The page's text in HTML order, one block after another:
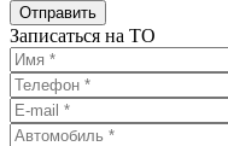
Записаться на ТО